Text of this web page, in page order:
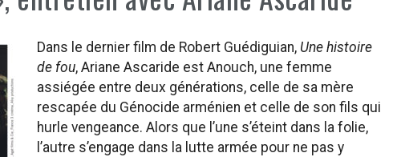
Dans le dernier film de Robert Guédiguian, Une histoire
de fou, Ariane Ascaride est Anouch, une femme
assiégée entre deux générations, celle de sa mère
rescapée du Génocide arménien et celle de son fils qui
hurle vengeance. Alors que l’une s’éteint dans la folie,
l’autre s’engage dans la lutte armée pour ne pas y